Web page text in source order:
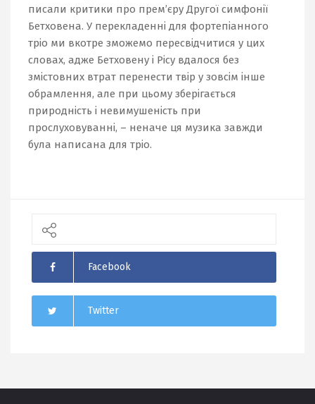
писали критики про прем’єру Другої симфонії
Бетховена. У перекладенні для фортепіанного
тріо ми вкотре зможемо пересвідчитися у цих
словах, адже Бетховену і Рісу вдалося без
змістовних втрат перенести твір у зовсім інше
обрамлення, але при цьому зберігається
природність і невимушеність при
прослуховуванні, – неначе ця музика завжди
була написана для тріо.
Facebook
Twitter